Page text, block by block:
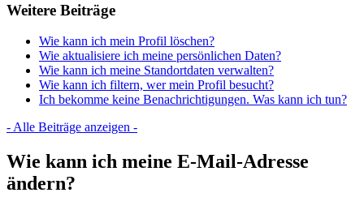
Weitere Beiträge
Wie kann ich mein Profil löschen?
Wie aktualisiere ich meine persönlichen Daten?
Wie kann ich meine Standortdaten verwalten?
Wie kann ich filtern, wer mein Profil besucht?
Ich bekomme keine Benachrichtigungen. Was kann ich tun?
- Alle Beiträge anzeigen -
Wie kann ich meine E-Mail-Adresse
ändern?